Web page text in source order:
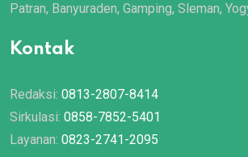
Patran, Banyuraden, Gamping, Sleman,
Kontak
Redaksi: 0813-2807-8414
Sirkulasi: 0858-7852-5401
Layanan: 0823-2741-2095